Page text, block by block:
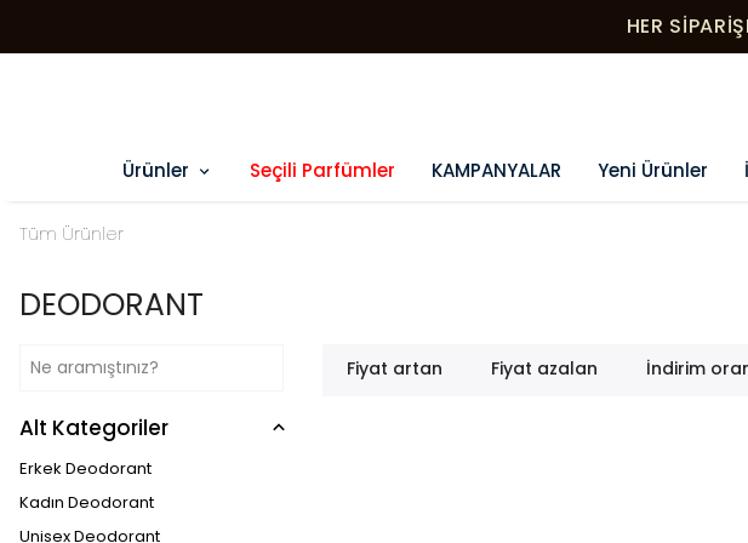
HER
Ürünler Seçili Parfümler KAMPANYALAR Yeni Ürünler
Tüm Ürünler
DEODORANT
Fiyat artan Fiyat azalan İndirim
Alt Kategoriler
Erkek Deodorant
Kadın Deodorant
Unisex Deodorant